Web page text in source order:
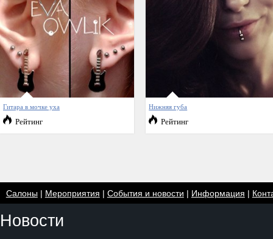
Гитара в мочке уха
Рейтинг
Нижняя губа
Рейтинг
Салоны| Мероприятия | События и новости | Информация |
Новости